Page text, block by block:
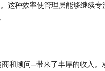
这种效率使管理层能够继续
和顾问–带来了丰厚的收入。